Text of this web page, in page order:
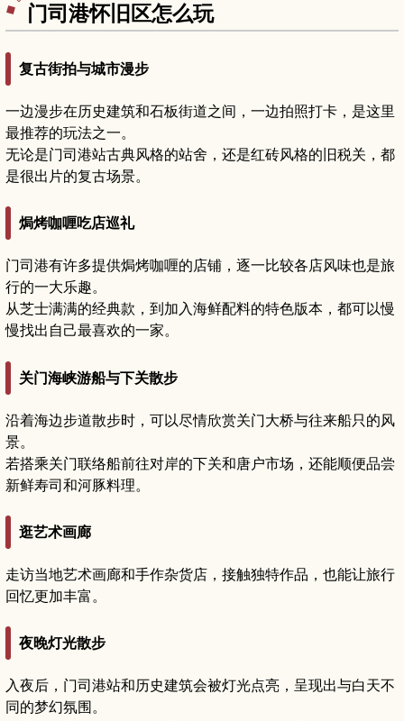
门司港怀旧区怎么玩
复古街拍与城市漫步
一边漫步在历史建筑和石板街道之间，一边拍照打卡，是这里
最推荐的玩法之一。
无论是门司港站古典风格的站舍，还是红砖风格的旧税关，都
是很出片的复古场景。
焗烤咖喱吃店巡礼
门司港有许多提供焗烤咖喱的店铺，逐一比较各店风味也是旅
行的一大乐趣。
从芝士满满的经典款，到加入海鲜配料的特色版本，都可以慢
慢找出自己最喜欢的一家。
关门海峡游船与下关散步
沿着海边步道散步时，可以尽情欣赏关门大桥与往来船只的风
景。
若搭乘关门联络船前往对岸的下关和唐户市场，还能顺便品尝
新鲜寿司和河豚料理。
逛艺术画廊
走访当地艺术画廊和手作杂货店，接触独特作品，也能让旅行
回忆更加丰富。
夜晚灯光散步
入夜后，门司港站和历史建筑会被灯光点亮，呈现出与白天不
同的梦幻氛围。